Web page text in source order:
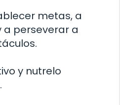
metas, a
perseverar a
y nutrelo